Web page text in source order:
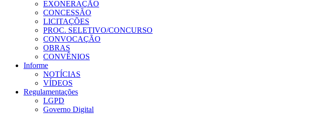
EXONERAÇÃO
CONCESSÃO
LICITAÇÕES
PROC. SELETIVO/CONCURSO
CONVOCAÇÃO
OBRAS
CONVÊNIOS
Informe
NOTÍCIAS
VÍDEOS
Regulamentações
LGPD
Governo Digital